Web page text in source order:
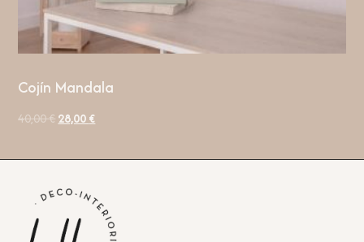
Cojín Mandala
40,00€28,00€